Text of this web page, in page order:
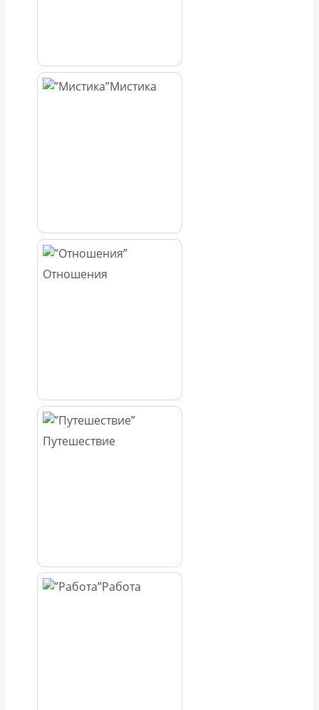
Мистика
Отношения
Путешествие
Работа